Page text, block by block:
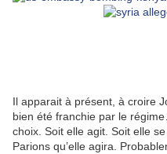
Il apparait à présent, à croire
bien été franchie par le
choix. Soit elle agit. Soit elle
Parions qu’elle agira.